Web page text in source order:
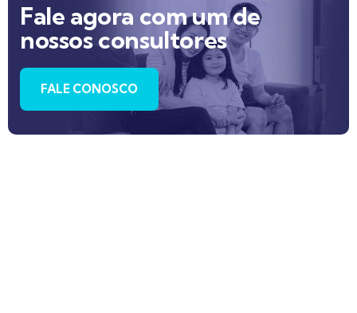
Fale agora com um de
nossos consultores
FALE CONOSCO